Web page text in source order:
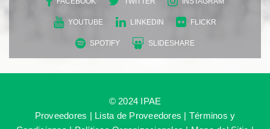
YOUTUBE LINKEDIN FLICKR
SPOTIFY SLIDESHARE
© 2024 IPAE
Proveedores | Lista de Proveedores | Términos y